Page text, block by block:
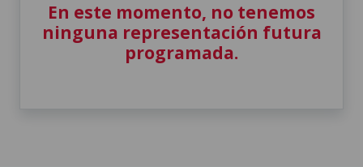
En este momento, no tenemos
ninguna representación futura
programada.